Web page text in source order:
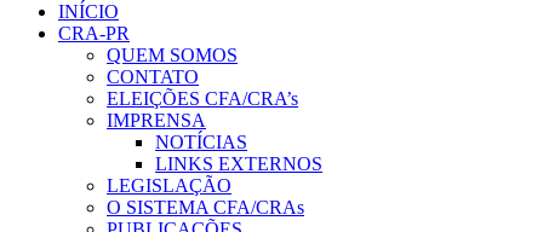
INÍCIO
CRA-PR
QUEM SOMOS
CONTATO
ELEIÇÕES CFA/CRA’s
IMPRENSA
NOTÍCIAS
LINKS EXTERNOS
LEGISLAÇÃO
O SISTEMA CFA/CRAs